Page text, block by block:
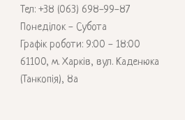
Тел: +38 (063) 698-99-87
Понеділок - Субота
Графік роботи: 9:00 - 18:00
61100, м. Харків, вул. Каденюка
(Танкопія), 8а